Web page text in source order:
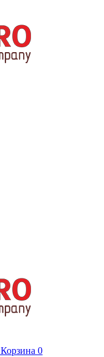
Корзина 0